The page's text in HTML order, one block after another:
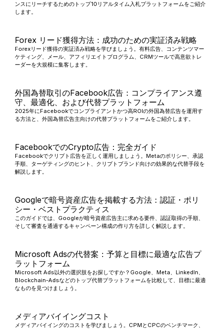
ンスにリーチするためのトップ10リアルタイム入札プラットフォームをご紹介
します。
Forex リード獲得方法：成功のための実証済み戦略
Forexリード獲得の実証済み戦略を学びましょう。有料広告、コンテンツマー
ケティング、メール、アフィリエイトプログラム、CRMツールで高意欲トレ
ーダーを大規模に集客します。
外国為替取引のFacebook広告：コンプライアンス遵
守、最適化、および代替プラットフォーム
2025年にFacebookでコンプライアントかつ高ROIの外国為替広告を運用す
る方法と、外国為替広告主向けの代替プラットフォームをご紹介します。
FacebookでのCrypto広告：完全ガイド
Facebookでクリプト広告を正しく運用しましょう。Metaのポリシー、承認
手順、ターゲティングのヒント、クリプトブランド向けの効果的な代替手段を
解説します。
Googleで暗号資産広告を掲載する方法：認証・ポリ
シー・ベストプラクティス
このガイドでは、Googleが暗号資産広告主に求める要件、認証取得の手順、
そして審査を通過するキャンペーン構成の作り方を詳しく解説します。
Microsoft Adsの代替案：予算と目標に最適な広告プ
ラットフォーム
Microsoft Ads以外の選択肢をお探しですか？Google、Meta、LinkedIn、
Blockchain-Adsなどのトップ代替プラットフォームを比較して、目標に最適
なものを見つけましょう。
メディアバイイングコスト
メディアバイイングのコストを学びましょう。CPMとCPCのベンチマーク、